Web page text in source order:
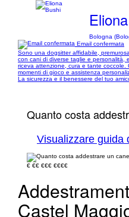
Bologna
Email confermata
Sono una dogsitter affidabile,
con cani di diverse taglie e personalità,
riceva attenzione, cura e tante coccole.
momenti di gioco e assistenza
La sicurezza e il benessere del tuo
Quanto costa
Visualizzare guida
€ €€ €€€ €€€€
Castel